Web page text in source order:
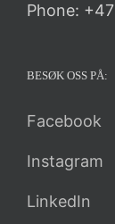
Phone:
BESØK OSS PÅ:
Facebook
Instagram
LinkedIn